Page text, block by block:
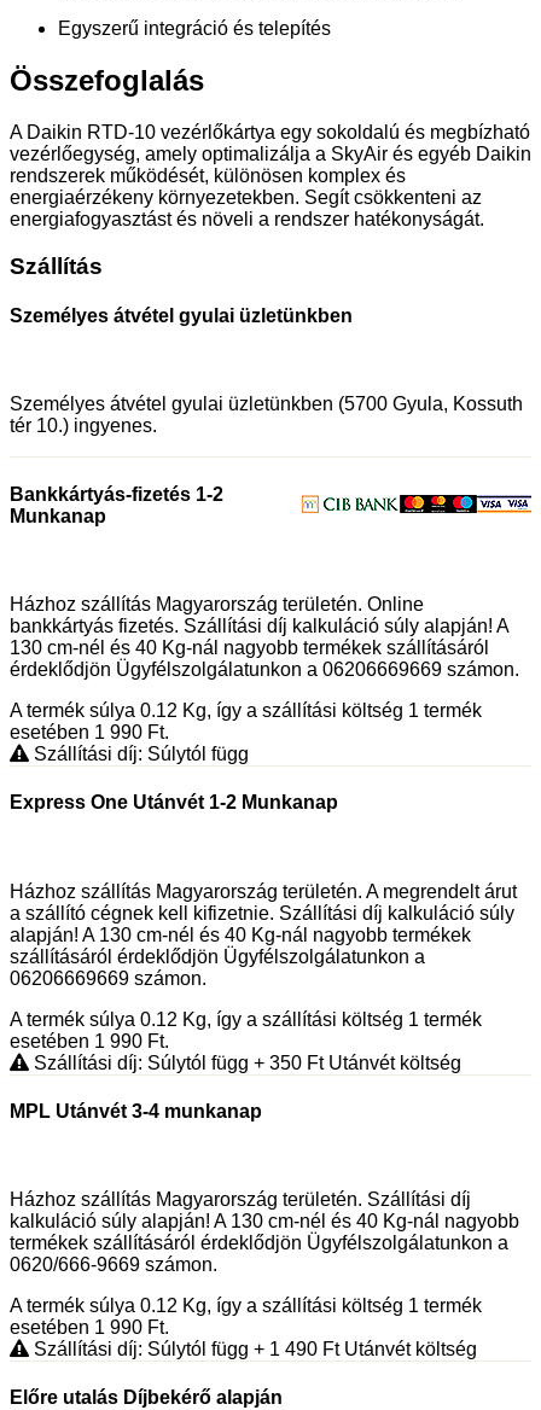
Egyszerű integráció és telepítés
Összefoglalás
A Daikin RTD-10 vezérlőkártya egy sokoldalú és megbízható
vezérlőegység, amely optimalizálja a SkyAir és egyéb Daikin
rendszerek működését, különösen komplex és
energiaérzékeny környezetekben. Segít csökkenteni az
energiafogyasztást és növeli a rendszer hatékonyságát.
Szállítás
Személyes átvétel gyulai üzletünkben
Személyes átvétel gyulai üzletünkben (5700 Gyula, Kossuth
tér 10.) ingyenes.
Bankkártyás-fizetés 1-2
Munkanap
Házhoz szállítás Magyarország területén. Online
bankkártyás fizetés. Szállítási díj kalkuláció súly alapján! A
130 cm-nél és 40 Kg-nál nagyobb termékek szállításáról
érdeklődjön Ügyfélszolgálatunkon a 06206669669 számon.
A termék súlya 0.12 Kg, így a szállítási költség 1 termék
esetében 1 990 Ft.
Szállítási díj: Súlytól függ
Express One Utánvét 1-2 Munkanap
Házhoz szállítás Magyarország területén. A megrendelt árut
a szállító cégnek kell kifizetnie. Szállítási díj kalkuláció súly
alapján! A 130 cm-nél és 40 Kg-nál nagyobb termékek
szállításáról érdeklődjön Ügyfélszolgálatunkon a
06206669669 számon.
A termék súlya 0.12 Kg, így a szállítási költség 1 termék
esetében 1 990 Ft.
Szállítási díj: Súlytól függ + 350 FtUtánvét költség
MPL Utánvét 3-4 munkanap
Házhoz szállítás Magyarország területén. Szállítási díj
kalkuláció súly alapján! A 130 cm-nél és 40 Kg-nál nagyobb
termékek szállításáról érdeklődjön Ügyfélszolgálatunkon a
0620/666-9669 számon.
A termék súlya 0.12 Kg, így a szállítási költség 1 termék
esetében 1 990 Ft.
Szállítási díj: Súlytól függ + 1 490 FtUtánvét költség
Előre utalás Díjbekérő alapján